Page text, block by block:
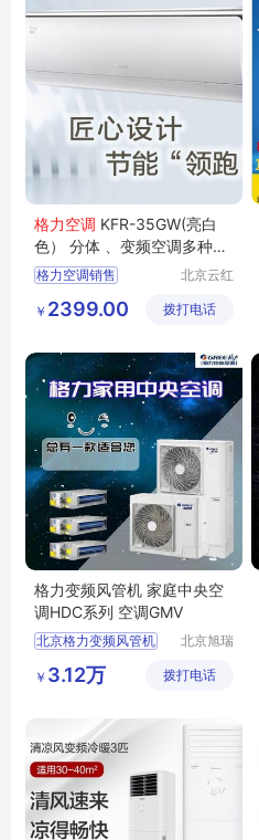
格力空调 KFR-35GW(亮白
色） 分体 、变频空调多种规
格
格力空调销售
格力中央空调
北京云红
设备有限
￥ 2399.00 拨打电话
格力变频风管机 家庭中央空
调HDC系列 空调GMV
北京格力变频风管机
格力空调GMV
北京旭瑞
备有限公
￥ 3.12万 拨打电话